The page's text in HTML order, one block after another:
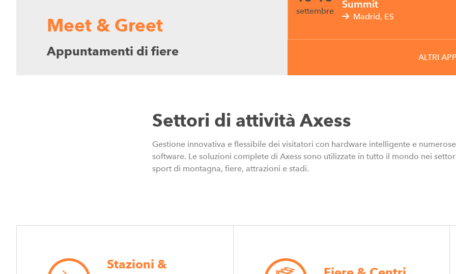
introduce una soluzione integrata
torneo di calcio al
Axess SMART
Meet & Greet
Appuntamenti di fiere
settembre
Summit
Madrid, ES
ALTRI
Settori di attività Axess
Gestione innovativa e flessibile dei visitatori con hardware intelligente e
software. Le soluzioni complete di Axess sono utilizzate in tutto il mondo nei
sport di montagna, fiere, attrazioni e stadi.
Stazioni &